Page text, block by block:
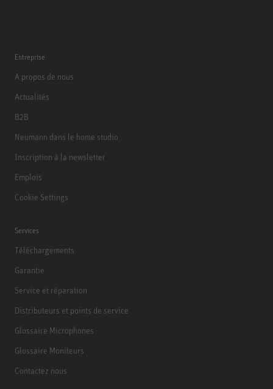
Entreprise
A propos de nous
Actualités
B2B
Neumann dans le home studio
Inscription à la newsletter
Emplois
Cookie Settings
Services
Téléchargements
Garantie
Service et réparation
Distributeurs et points de service
Glossaire Microphones
Glossaire Moniteurs
Contactez nous